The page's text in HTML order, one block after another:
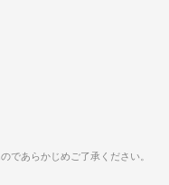
であらかじめご了承ください。